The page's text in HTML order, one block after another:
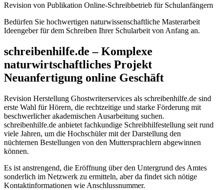
Revision von Publikation Online-Schreibbetrieb für Schulanfängern
Bedürfen Sie hochwertigen naturwissenschaftliche Masterarbeit
Ideengeber für dem Schreiben Ihrer Schularbeit von Anfang an.
schreibenhilfe.de – Komplexe
naturwirtschaftliches Projekt
Neuanfertigung online Geschäft
Revision Herstellung Ghostwriterservices als schreibenhilfe.de sind
erste Wahl für Hörern, die rechtzeitige und starke Förderung mit
beschwerlicher akademischen Ausarbeitung suchen.
schreibenhilfe.de anbietet fachkundige Schreibhilfestellung seit rund
viele Jahren, um die Hochschüler mit der Darstellung den
nüchternen Bestellungen von den Muttersprachlern abgewinnen
können.
Es ist anstrengend, die Eröffnung über den Untergrund des Amtes
sonderlich im Netzwerk zu ermitteln, aber da findet sich nötige
Kontaktinformationen wie Anschlussnummer.